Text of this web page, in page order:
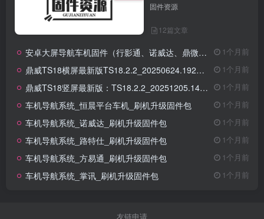
固件资源
12篇文章
安卓大屏导航车机固件（行影通、诺威达、鼎微方案、掌讯方案、方易通、腾实） 1个月前
鼎威TS18横屏最新版TS18.2.2_20250624.192214_WINDOW-AUTOUI 1个月前
鼎威TS18竖屏最新版：TS18.2.2_20251205.145115_WINDOW-AUTOUI-V2 1个月前
车机导航系统_恒晨平台车机_刷机升级固件包 1个月前
车机导航系统_诺威达_刷机升级固件包 1个月前
车机导航系统_路特仕_刷机升级固件包 1个月前
车机导航系统_方易通_刷机升级固件包 1个月前
车机导航系统_掌讯_刷机升级固件包 1个月前
友链申请